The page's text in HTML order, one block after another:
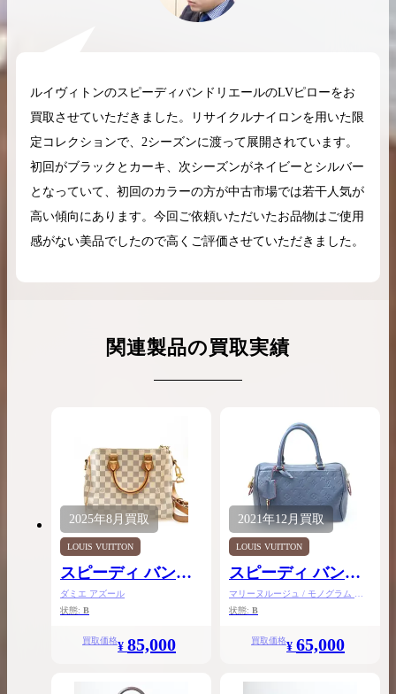
バーキン相場解説 ケリー相場解
コラムをさらにみる
ルイヴィトンのスピーディバンドリエールのLVピローをお
買取させていただきました。リサイクルナイロンを用いた限
定コレクションで、2シーズンに渡って展開されています。
初回がブラックとカーキ、次シーズンがネイビーとシルバー
となっていて、初回のカラーの方が中古市場では若干人気が
高い傾向にあります。今回ご依頼いただいたお品物はご使用
感がない美品でしたので高くご評価させていただきました。
関連製品の買取実績
2025年8月 買取
LOUIS VUITTON
スピーディ バンド
リエール25
ダミエ アズール
状態: B
買取価格¥ 85,000
2021年12月買取
LOUIS VUITTON
スピーディ バンド
リエール25
マリーヌルージュ / モノグラム ア
ンプラント
状態: B
買取価格¥ 65,000